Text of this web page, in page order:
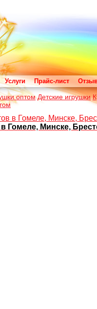
Услуги Прайс-лист
оптом Детские игрушки
в Гомеле, Минске,